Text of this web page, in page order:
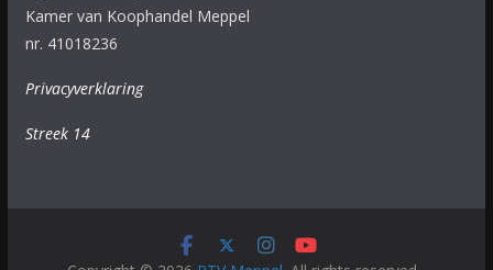
Kamer van Koophandel Meppel
nr. 41018236
Privacyverklaring
Streek 14